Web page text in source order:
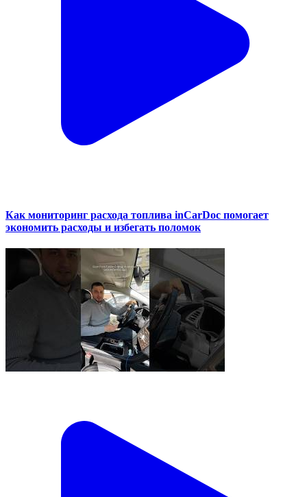
Как мониторинг расхода топлива inCarDoc помогает
экономить расходы и избегать поломок